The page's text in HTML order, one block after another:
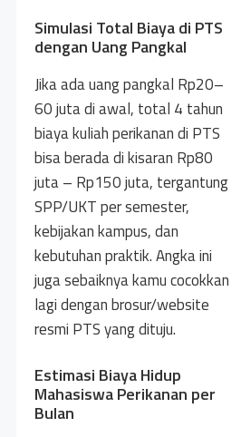
Simulasi Total Biaya di PTS
dengan Uang Pangkal
Jika ada uang pangkal Rp20–
60 juta di awal, total 4 tahun
biaya kuliah perikanan di PTS
bisa berada di kisaran Rp80
juta – Rp150 juta, tergantung
SPP/UKT per semester,
kebijakan kampus, dan
kebutuhan praktik. Angka ini
juga sebaiknya kamu cocokkan
lagi dengan brosur/website
resmi PTS yang dituju.
Estimasi Biaya Hidup
Mahasiswa Perikanan per
Bulan